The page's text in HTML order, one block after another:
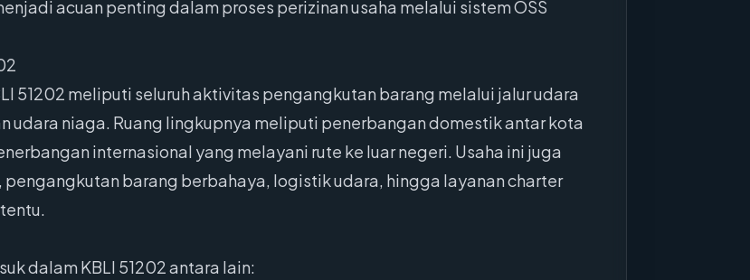
acuan penting dalam proses perizinan usaha melalui sistem OSS
51202 meliputi seluruh aktivitas pengangkutan barang melalui jalur udara
udara niaga. Ruang lingkupnya meliputi penerbangan domestik antar kota
internasional yang melayani rute ke luar negeri. Usaha ini juga
pengangkutan barang berbahaya, logistik udara, hingga layanan charter
dalam KBLI 51202 antara lain: